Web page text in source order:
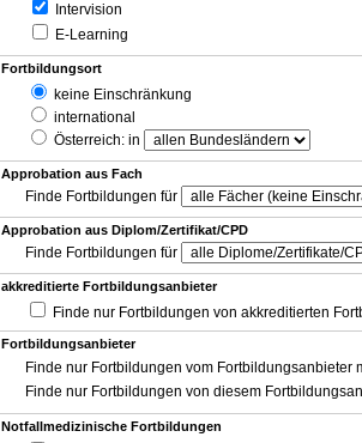
Intervision
E-Learning
Fortbildungsort
keine Einschränkung
international
Österreich: in
Approbation aus Fach
Finde Fortbildungen für
Approbation aus Diplom/Zertifikat/CPD
Finde Fortbildungen für
akkreditierte Fortbildungsanbieter
Finde nur Fortbildungen von akkreditierten
Fortbildungsanbieter
Finde nur Fortbildungen vom Fortbildungsanbieter
Finde nur Fortbildungen von diesem
Notfallmedizinische Fortbildungen